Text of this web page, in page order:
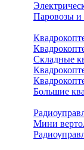
Паровозы и
Складные
Большие
Мини